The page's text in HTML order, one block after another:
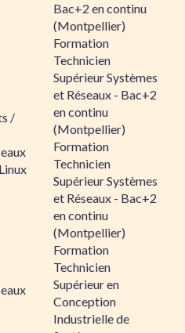
/
Bac+2 en continu
(Montpellier)
Formation
Technicien
Supérieur Systèmes
et Réseaux - Bac+2
en continu
(Montpellier)
Formation
Technicien
Supérieur Systèmes
et Réseaux - Bac+2
en continu
(Montpellier)
Formation
Technicien
Supérieur en
Conception
Industrielle de